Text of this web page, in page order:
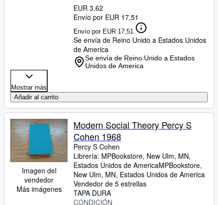
EUR 3,62
Envío por EUR 17,51
Envío por EUR 17,51
Se envía de Reino Unido a Estados Unidos
de America
Se envía de Reino Unido a Estados
Unidos de America
Mostrar más
Añadir al carrito
Imagen del
vendedor
Más imágenes
Modern Social Theory Percy S
Cohen 1968
Percy S Cohen
Librería: MPBookstore, New Ulm, MN,
Estados Unidos de AmericaMPBookstore,
New Ulm, MN, Estados Unidos de America
Vendedor de 5 estrellas
TAPA DURA
CONDICIÓN